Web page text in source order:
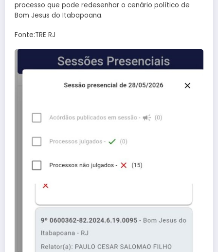
processo que pode redesenhar o cenário político de
Bom Jesus do Itabapoana.
Fonte:TRE RJ